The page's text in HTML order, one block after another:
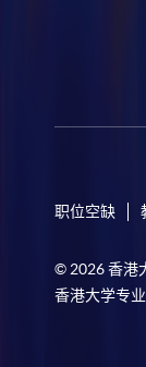
职位空缺
© 2026 香港
香港大学专